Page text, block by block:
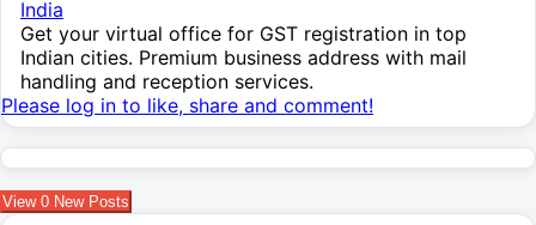
India
Get your virtual office for GST registration in top
Indian cities. Premium business address with mail
handling and reception services.
Please log in to like, share and comment!
View 0 New Posts